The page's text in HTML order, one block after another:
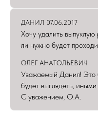
ДАНИЛ 07.06.2017
Хочу удалить
ли нужно будет
ОЛЕГ АНАТОЛЬЕВИЧ
Уважаемый Данил! Это
будет выглядеть,
С уважением, О.А.